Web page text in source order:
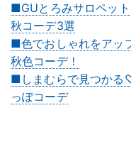
■GUとろみサロペッ
秋コーデ3選
■色でおしゃれをアッ
秋色コーデ！
■しまむらで見つかる
っぽコーデ